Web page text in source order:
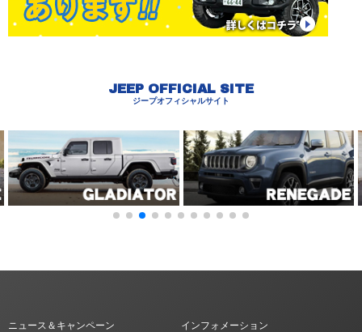
JEEP OFFICIAL SITE
ジープオフィシャルサイト
ニュース＆キャンペーン
インフォメーション